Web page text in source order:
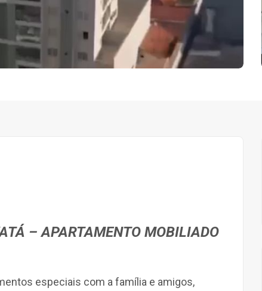
– APARTAMENTO MOBILIADO
especiais com a família e amigos,